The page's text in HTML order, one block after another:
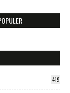
419